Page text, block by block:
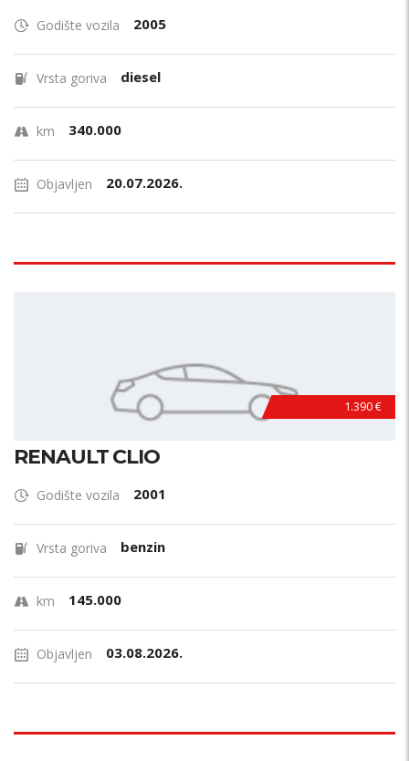
Godište vozila 2005
Vrsta goriva diesel
km 340.000
Objavljen 20.07.2026.
1.390 €
RENAULT CLIO
Godište vozila 2001
Vrsta goriva benzin
km 145.000
Objavljen 03.08.2026.